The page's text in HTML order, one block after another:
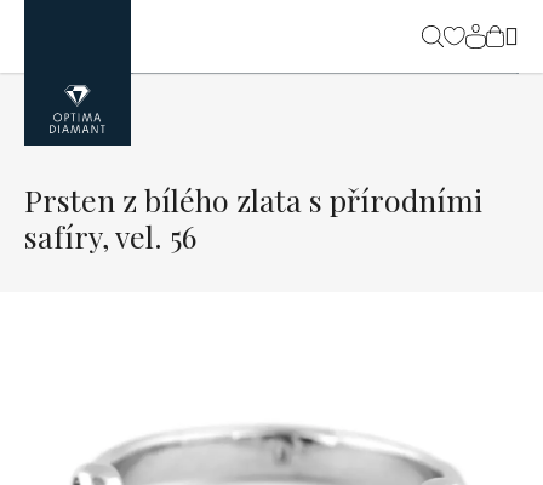
obsah
Prsten z bílého zlata s přírodními
safíry, vel. 56